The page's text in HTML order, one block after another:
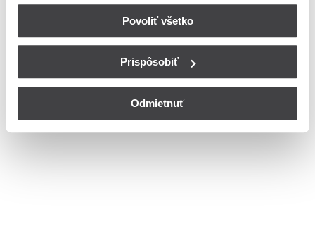
Povoliť všetko
Prispôsobiť
Odmietnuť